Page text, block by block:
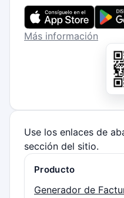
Más información
Use los enlaces de
sección del sitio.
Producto
Generador de